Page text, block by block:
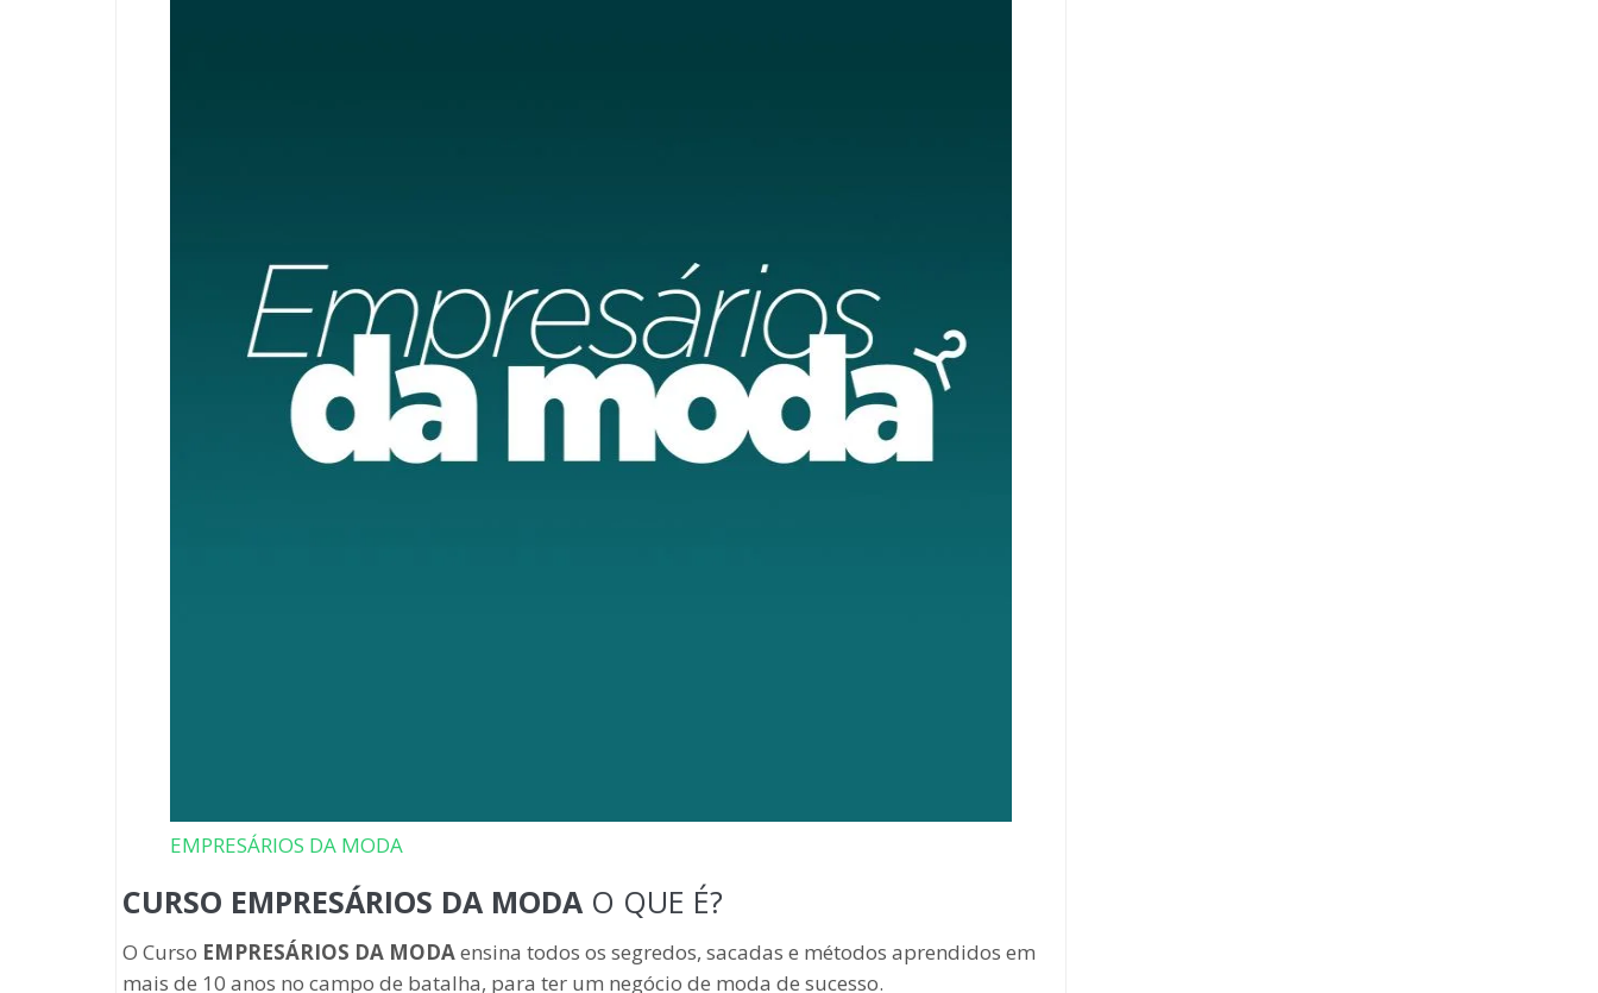
EMPRESÁRIOS DA MODA
CURSO EMPRESÁRIOS DA MODA O QUE É?
O Curso EMPRESÁRIOS DA MODAensina todos os segredos, sacadas e métodos aprendidos em
mais de 10 anos no campo de batalha, para ter um negócio de moda de sucesso.